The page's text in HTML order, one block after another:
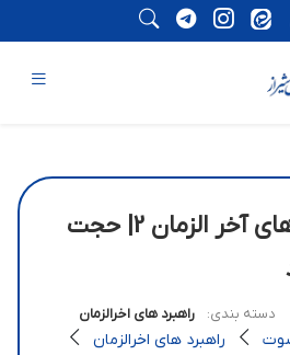
سخنرانی | راهبردهای آخر الزمان 2| حجت
دسته بندی: راهبرد های اخرالزمان
راهبرد های اخرالزمان